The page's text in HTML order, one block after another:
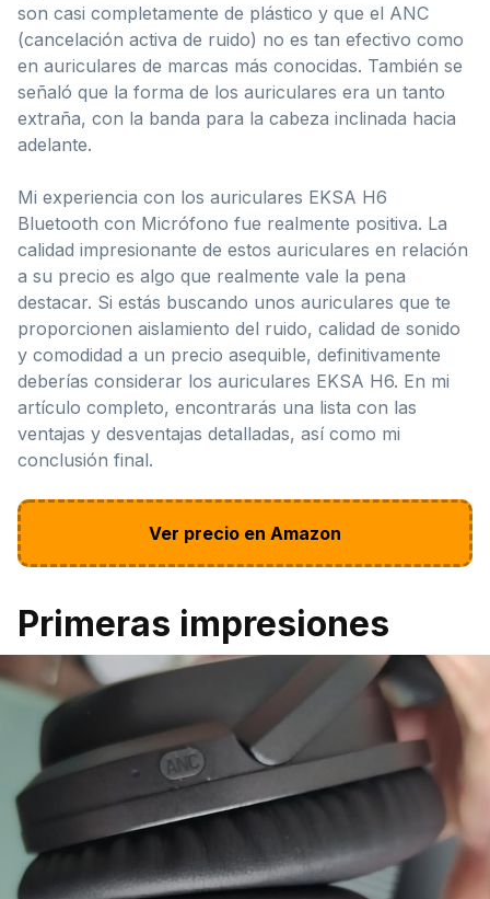
son casi completamente de plástico y que el ANC
(cancelación activa de ruido) no es tan efectivo como
en auriculares de marcas más conocidas. También se
señaló que la forma de los auriculares era un tanto
extraña, con la banda para la cabeza inclinada hacia
adelante.
Mi experiencia con los auriculares EKSA H6
Bluetooth con Micrófono fue realmente positiva. La
calidad impresionante de estos auriculares en relación
a su precio es algo que realmente vale la pena
destacar. Si estás buscando unos auriculares que te
proporcionen aislamiento del ruido, calidad de sonido
y comodidad a un precio asequible, definitivamente
deberías considerar los auriculares EKSA H6. En mi
artículo completo, encontrarás una lista con las
ventajas y desventajas detalladas, así como mi
conclusión final.
Ver precio en Amazon
Primeras impresiones